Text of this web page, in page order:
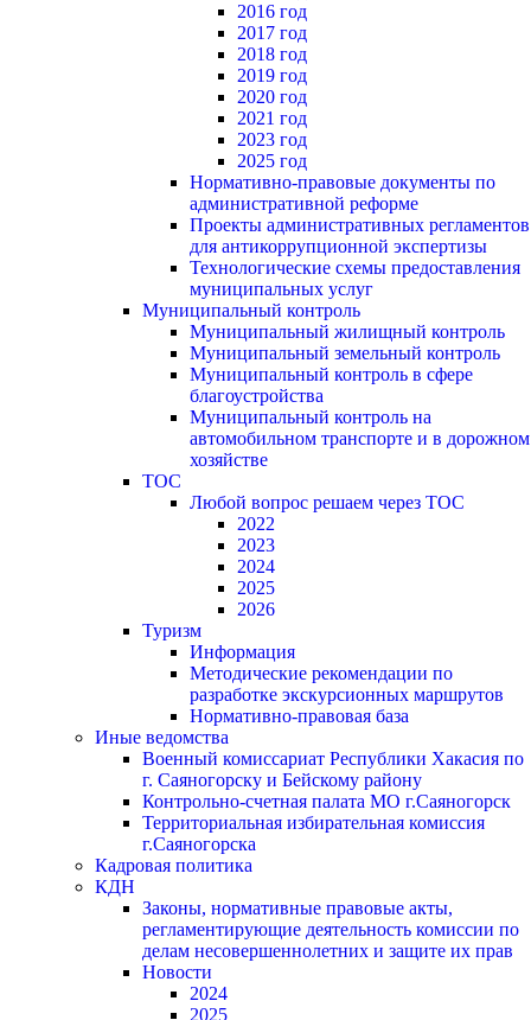
2016 год
2017 год
2018 год
2019 год
2020 год
2021 год
2023 год
2025 год
Нормативно-правовые документы по
административной реформе
Проекты административных регламентов
для антикоррупционной экспертизы
Технологические схемы предоставления
муниципальных услуг
Муниципальный контроль
Муниципальный жилищный контроль
Муниципальный земельный контроль
Муниципальный контроль в сфере
благоустройства
Муниципальный контроль на
автомобильном транспорте и в дорожном
хозяйстве
ТОС
Любой вопрос решаем через ТОС
2022
2023
2024
2025
2026
Туризм
Информация
Методические рекомендации по
разработке экскурсионных маршрутов
Нормативно-правовая база
Иные ведомства
Военный комиссариат Республики Хакасия по
г. Саяногорску и Бейскому району
Контрольно-счетная палата МО г.Саяногорск
Территориальная избирательная комиссия
г.Саяногорска
Кадровая политика
КДН
Законы, нормативные правовые акты,
регламентирующие деятельность комиссии по
делам несовершеннолетних и защите их прав
Новости
2024
2025